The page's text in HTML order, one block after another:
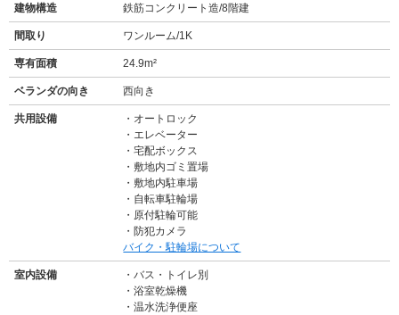
建物構造 鉄筋コンクリート造/8階建
間取り ワンルーム/1K
専有面積 24.9m²
ベランダの向き 西向き
共用設備
オートロック
エレベーター
宅配ボックス
敷地内ゴミ置場
敷地内駐車場
自転車駐輪場
原付駐輪可能
防犯カメラ
バイク・駐輪場について
室内設備
バス・トイレ別
浴室乾燥機
温水洗浄便座